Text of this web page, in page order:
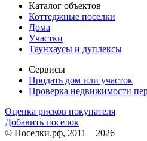
Каталог объектов
Коттеджные поселки
Дома
Участки
Таунхаусы и дуплексы
Сервисы
Продать дом или участок
Проверка недвижимости
Оценка рисков покупателя
Добавить поселок
© Поселки.рф, 2011—2026